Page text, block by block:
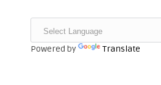
Powered by Translate